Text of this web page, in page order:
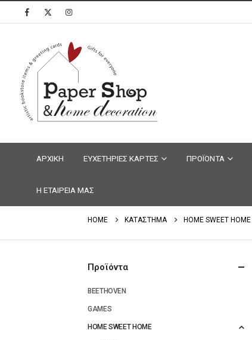
ΑΡΧΙΚΗ ΕΥΧΕΤΗΡΙΕΣ ΚΑΡΤΕΣ ΠΡΟΪΟΝΤΑ
Η ΕΤΑΙΡΕΙΑ ΜΑΣ
HOME ΚΑΤΑΣΤΗΜΑ HOME SWEET HOME
Προϊόντα
BEETHOVEN
GAMES
HOME SWEET HOME